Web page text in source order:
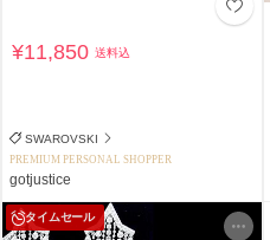
¥11,850送料込
SWAROVSKI
PREMIUM PERSONAL SHOPPER
gotjustice
タイムセール